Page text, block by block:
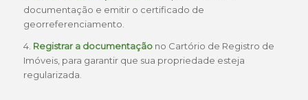
documentação e emitir o certificado de
georreferenciamento.
4. Registrar a documentaçãono Cartório de Registro de
Imóveis, para garantir que sua propriedade esteja
regularizada.